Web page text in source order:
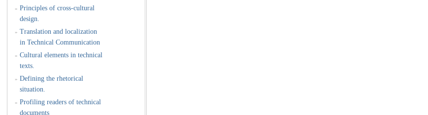
» Principles of cross-cultural
design.
» Translation and localization
in Technical Communication
» Cultural elements in technical
texts.
» Defining the rhetorical
situation.
» Profiling readers of technical
documents